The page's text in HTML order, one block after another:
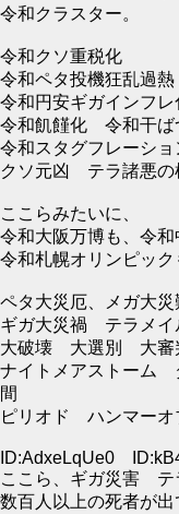
令和クラスター。
令和クソ重税化
令和ペタ投機狂乱過
令和円安ギガインフレ
令和飢饉化 令和干ば
令和スタグフレーショ
クソ元凶 テラ諸悪の
ここらみたいに、
令和大阪万博も、令和
令和札幌オリンピック
ペタ大災厄、メガ大災
ギガ大災禍 テラメ
大破壊 大選別 大審
ナイトメアストーム
間
ピリオド ハンマーオ
ID:AdxeLqUe0
ここら、ギガ災害 テ
数百人以上の死者が出